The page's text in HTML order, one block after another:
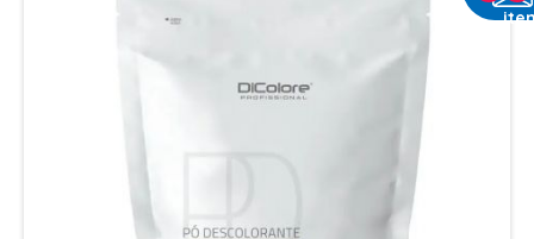
ACESSORIOS BARBER